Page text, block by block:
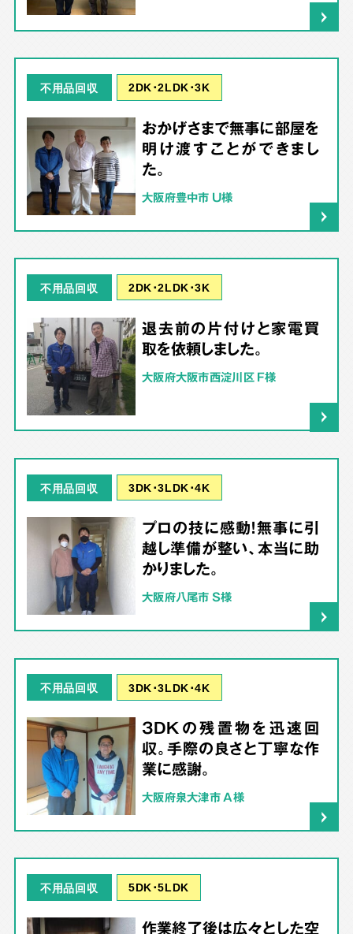
不用品回収 2DK･2LDK･3K
おかげさまで無事に部屋を
明け渡すことができまし
た。
大阪府豊中市 U様
不用品回収 2DK･2LDK･3K
退去前の片付けと家電買
取を依頼しました。
大阪府大阪市西淀川区 F様
不用品回収 3DK･3LDK･4K
プロの技に感動！無事に引
越し準備が整い、本当に助
かりました。
大阪府八尾市 S様
不用品回収 3DK･3LDK･4K
3DKの残置物を迅速回
収。手際の良さと丁寧な作
業に感謝。
大阪府泉大津市 A様
不用品回収 5DK･5LDK
作業終了後は広々とした空